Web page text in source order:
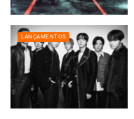
LANÇAMENTOS